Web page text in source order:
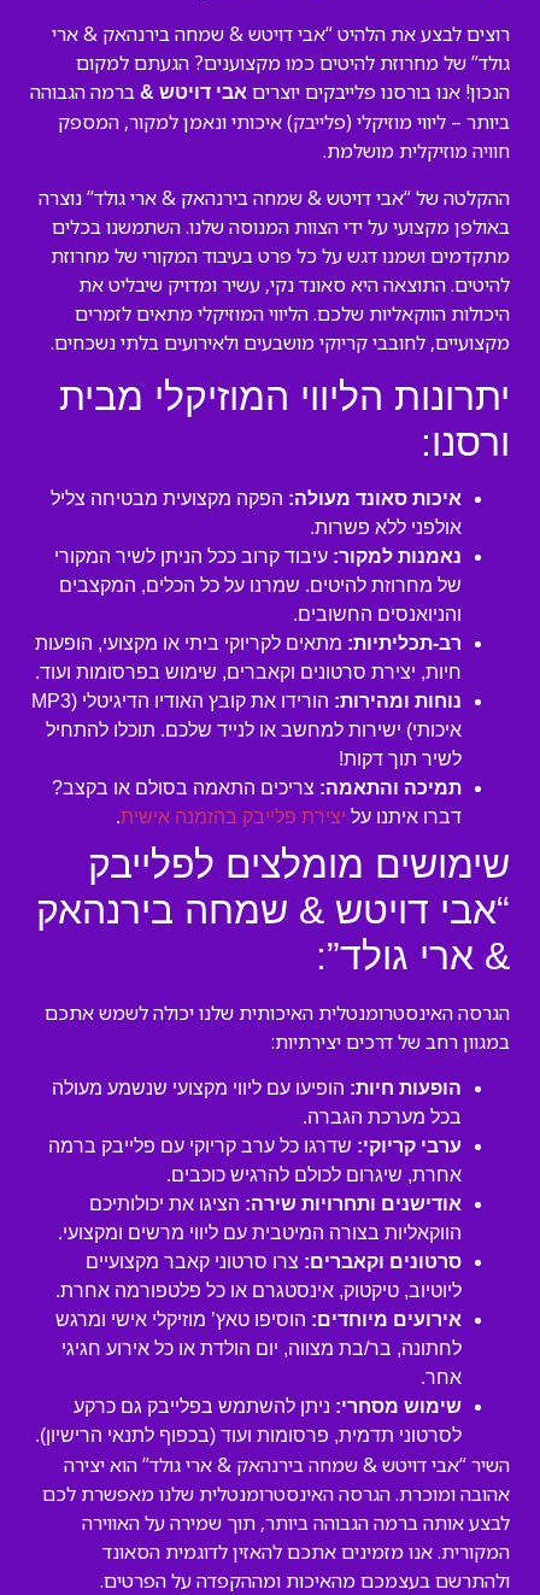
רוצים לבצע את הלהיט “אבי דויטש & שמחה בירנהאק & ארי
גולד” של מחרוזת להיטים כמו מקצוענים? הגעתם למקום
הנכון! אנו בורסנו פלייבקים יוצרים אבי דויטש & ברמה הגבוהה
ביותר – ליווי מוזיקלי (פלייבק) איכותי ונאמן למקור, המספק
חוויה מוזיקלית מושלמת.
ההקלטה של “אבי דויטש & שמחה בירנהאק & ארי גולד” נוצרה
באולפן מקצועי על ידי הצוות המנוסה שלנו. השתמשנו בכלים
מתקדמים ושמנו דגש על כל פרט בעיבוד המקורי של מחרוזת
להיטים. התוצאה היא סאונד נקי, עשיר ומדויק שיבליט את
היכולות הווקאליות שלכם. הליווי המוזיקלי מתאים לזמרים
מקצועיים, לחובבי קריוקי מושבעים ולאירועים בלתי נשכחים.
יתרונות הליווי המוזיקלי מבית
ורסנו:
איכות סאונד מעולה: הפקה מקצועית מבטיחה צליל
אולפני ללא פשרות.
נאמנות למקור: עיבוד קרוב ככל הניתן לשיר המקורי
של מחרוזת להיטים. שמרנו על כל הכלים, המקצבים
והניואנסים החשובים.
רב-תכליתיות: מתאים לקריוקי ביתי או מקצועי, הופעות
חיות, יצירת סרטונים וקאברים, שימוש בפרסומות ועוד.
נוחות ומהירות:
הורידו את קובץ האודיו הדיגיטלי (MP3
איכותי) ישירות למחשב או לנייד שלכם. תוכלו להתחיל
לשיר תוך דקות!
תמיכה והתאמה: צריכים התאמה בסולם או בקצב?
דברו איתנו על יצירת פלייבק בהזמנה אישית.
שימושים מומלצים לפלייבק
“אבי דויטש & שמחה בירנהאק
& ארי גולד”:
הגרסה האינסטרומנטלית האיכותית שלנו יכולה לשמש אתכם
במגוון רחב של דרכים יצירתיות:
הופעות חיות: הופיעו עם ליווי מקצועי שנשמע מעולה
בכל מערכת הגברה.
ערבי קריוקי: שדרגו כל ערב קריוקי עם פלייבק ברמה
אחרת, שיגרום לכולם להרגיש כוכבים.
אודישנים ותחרויות שירה: הציגו את יכולותיכם
הווקאליות בצורה המיטבית עם ליווי מרשים ומקצועי.
סרטונים וקאברים: צרו סרטוני קאבר מקצועיים
ליוטיוב, טיקטוק, אינסטגרם או כל פלטפורמה אחרת.
אירועים מיוחדים: הוסיפו טאץ’ מוזיקלי אישי ומרגש
לחתונה, בר/בת מצווה, יום הולדת או כל אירוע חגיגי
אחר.
שימוש מסחרי: ניתן להשתמש בפלייבק גם כרקע
לסרטוני תדמית, פרסומות ועוד (בכפוף לתנאי הרישיון).
השיר “אבי דויטש & שמחה בירנהאק & ארי גולד” הוא יצירה
אהובה ומוכרת. הגרסה האינסטרומנטלית שלנו מאפשרת לכם
לבצע אותה ברמה הגבוהה ביותר, תוך שמירה על האווירה
המקורית. אנו מזמינים אתכם להאזין לדוגמית הסאונד
ולהתרשם בעצמכם מהאיכות ומההקפדה על הפרטים.